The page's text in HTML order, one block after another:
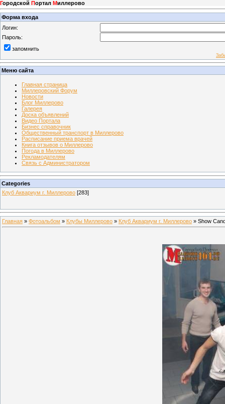
Городской Портал Миллерово
Форма входа
Логин:
Пароль:
запомнить
Меню сайта
Главная страница
Миллеровский Форум
Новости
Блог Миллерово
Галерея
Доска объявлений
Видео Портала
Бизнес справочник
Общественный транспорт в Миллерово
Расписание приема врачей
Книга отзывов о Миллерово
Погода в Миллерово
Рекламодателям
Связь с Администратором
Categories
Клуб Аквариум г. Миллерово [283]
Главная » Фотоальбом » Клубы Миллерово » Клуб Аквариум г. Миллерово » Show